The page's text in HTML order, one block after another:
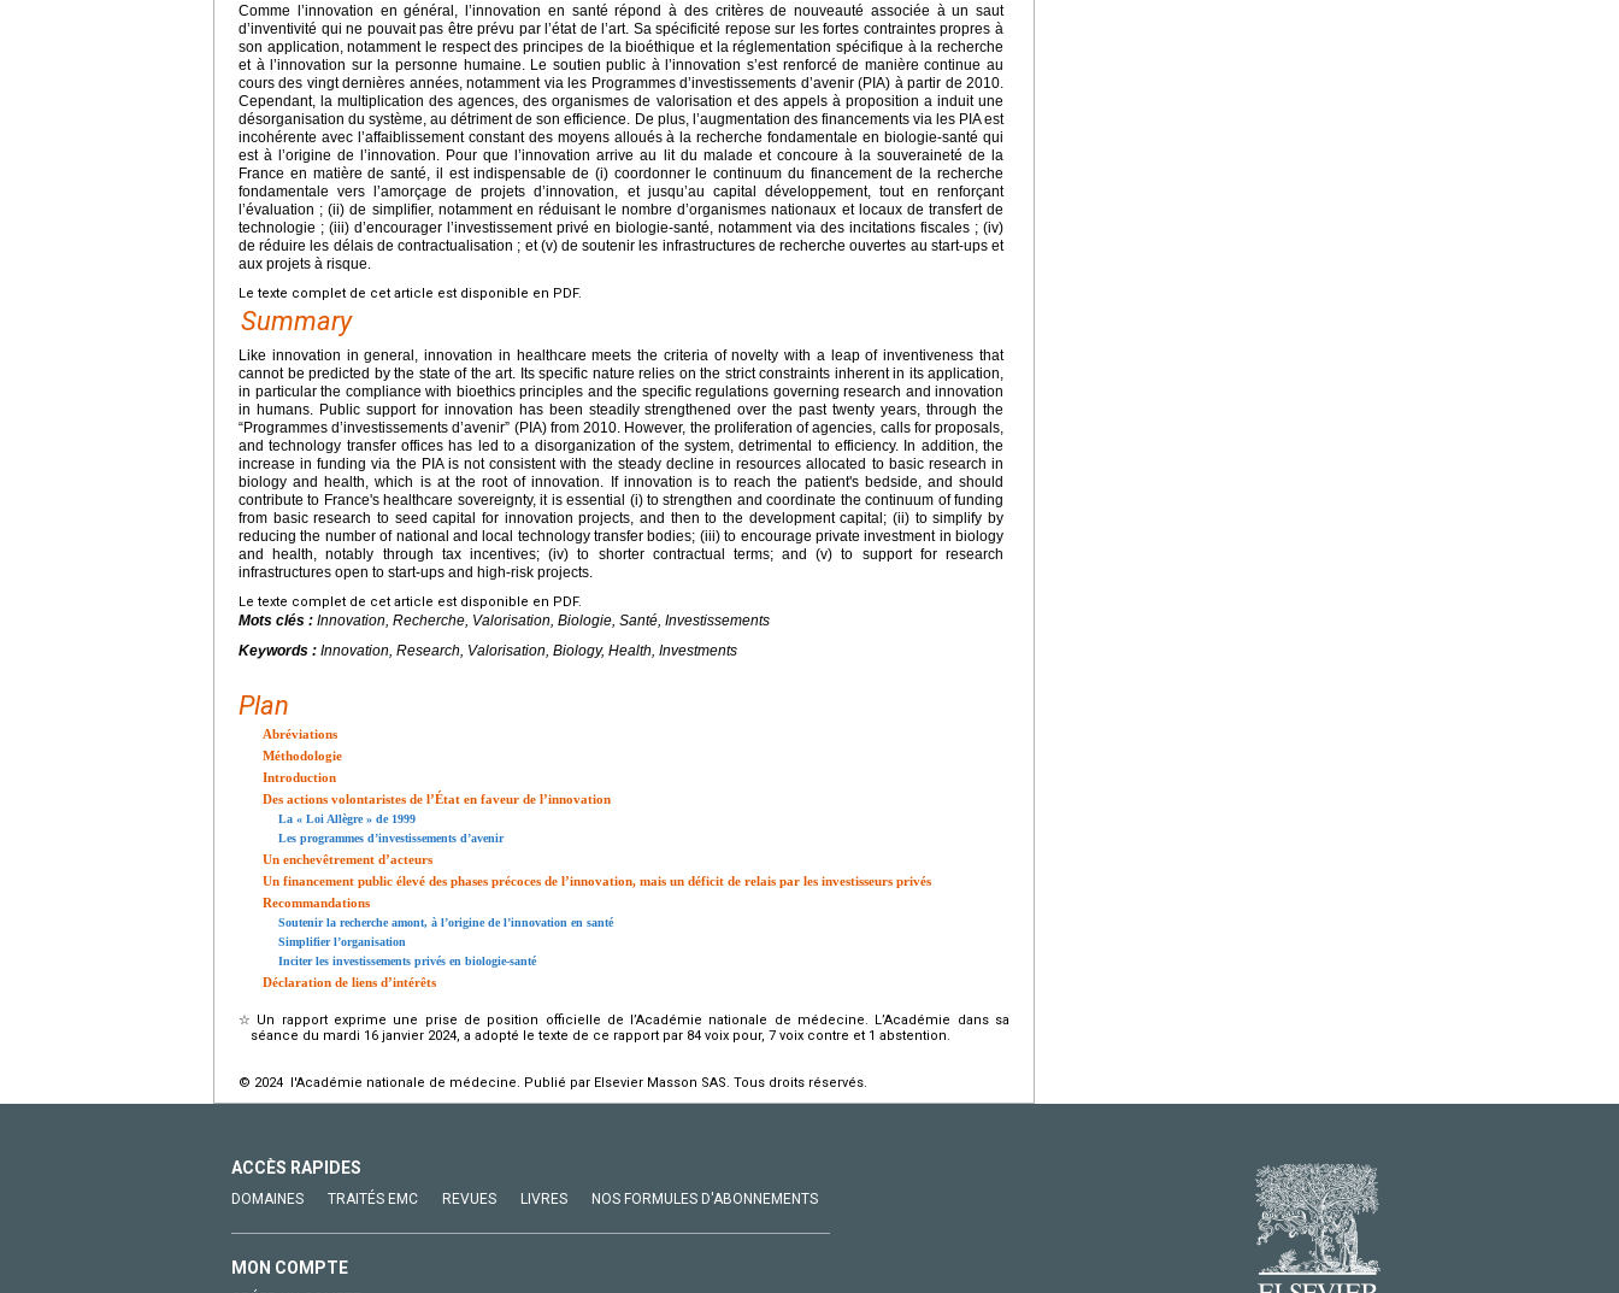
Comme l’innovation en général, l’innovation en santé répond à des critères de nouveauté associée à un saut
d’inventivité qui ne pouvait pas être prévu par l’état de l’art. Sa spécificité repose sur les fortes contraintes propres à
son application, notamment le respect des principes de la bioéthique et la réglementation spécifique à la recherche
et à l’innovation sur la personne humaine. Le soutien public à l’innovation s’est renforcé de manière continue au
cours des vingt dernières années, notamment via les Programmes d’investissements d’avenir (PIA) à partir de 2010.
Cependant, la multiplication des agences, des organismes de valorisation et des appels à proposition a induit une
désorganisation du système, au détriment de son efficience. De plus, l’augmentation des financements via les PIA est
incohérente avec l’affaiblissement constant des moyens alloués à la recherche fondamentale en biologie-santé qui
est à l’origine de l’innovation. Pour que l’innovation arrive au lit du malade et concoure à la souveraineté de la
France en matière de santé, il est indispensable de (i) coordonner le continuum du financement de la recherche
fondamentale vers l’amorçage de projets d’innovation, et jusqu’au capital développement, tout en renforçant
l’évaluation ; (ii) de simplifier, notamment en réduisant le nombre d’organismes nationaux et locaux de transfert de
technologie ; (iii) d’encourager l’investissement privé en biologie-santé, notamment via des incitations fiscales ; (iv)
de réduire les délais de contractualisation ; et (v) de soutenir les infrastructures de recherche ouvertes au start-ups et
aux projets à risque.
Le texte complet de cet article est disponible en PDF.
Summary
Like innovation in general, innovation in healthcare meets the criteria of novelty with a leap of inventiveness that
cannot be predicted by the state of the art. Its specific nature relies on the strict constraints inherent in its application,
in particular the compliance with bioethics principles and the specific regulations governing research and innovation
in humans. Public support for innovation has been steadily strengthened over the past twenty years, through the
“Programmes d’investissements d’avenir” (PIA) from 2010. However, the proliferation of agencies, calls for proposals,
and technology transfer offices has led to a disorganization of the system, detrimental to efficiency. In addition, the
increase in funding via the PIA is not consistent with the steady decline in resources allocated to basic research in
biology and health, which is at the root of innovation. If innovation is to reach the patient's bedside, and should
contribute to France's healthcare sovereignty, it is essential (i) to strengthen and coordinate the continuum of funding
from basic research to seed capital for innovation projects, and then to the development capital; (ii) to simplify by
reducing the number of national and local technology transfer bodies; (iii) to encourage private investment in biology
and health, notably through tax incentives; (iv) to shorter contractual terms; and (v) to support for research
infrastructures open to start-ups and high-risk projects.
Le texte complet de cet article est disponible en PDF.
Mots clés : Innovation, Recherche, Valorisation, Biologie, Santé, Investissements
Keywords : Innovation, Research, Valorisation, Biology, Health, Investments
Plan
Abréviations
Méthodologie
Introduction
Des actions volontaristes de l’État en faveur de l’innovation
La « Loi Allègre » de 1999
Les programmes d’investissements d’avenir
Un enchevêtrement d’acteurs
Un financement public élevé des phases précoces de l’innovation, mais un déficit de relais par les investisseurs privés
Recommandations
Soutenir la recherche amont, à l’origine de l’innovation en santé
Simplifier l’organisation
Inciter les investissements privés en biologie-santé
Déclaration de liens d’intérêts
☆ Un rapport exprime une prise de position officielle de l’Académie nationale de médecine. L’Académie dans sa
séance du mardi 16 janvier 2024, a adopté le texte de ce rapport par 84 voix pour, 7 voix contre et 1 abstention.
© 2024 l'Académie nationale de médecine. Publié par Elsevier Masson SAS. Tous droits réservés.
ACCÈS RAPIDES
DOMAINES TRAITÉS EMC REVUES LIVRES NOS FORMULES D'ABONNEMENTS
MON COMPTE